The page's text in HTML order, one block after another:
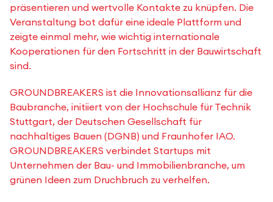
präsentieren und wertvolle Kontakte zu knüpfen. Die
Veranstaltung bot dafür eine ideale Plattform und
zeigte einmal mehr, wie wichtig internationale
Kooperationen für den Fortschritt in der Bauwirtschaft
sind.
GROUNDBREAKERS ist die Innovationsallianz für die
Baubranche, initiiert von der Hochschule für Technik
Stuttgart, der Deutschen Gesellschaft für
nachhaltiges Bauen (DGNB) und Fraunhofer IAO.
GROUNDBREAKERS verbindet Startups mit
Unternehmen der Bau- und Immobilienbranche, um
grünen Ideen zum Druchbruch zu verhelfen.